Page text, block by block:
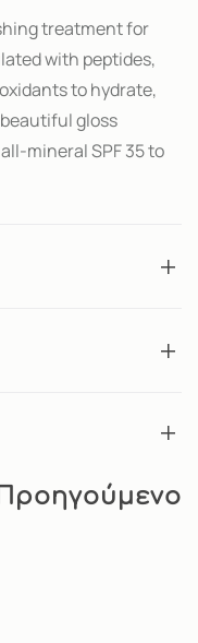
treatment for
with peptides,
to hydrate,
gloss
mineral SPF 35 to